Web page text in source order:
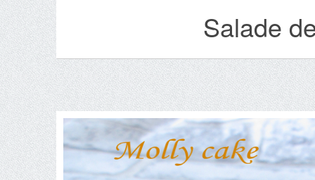
Salade